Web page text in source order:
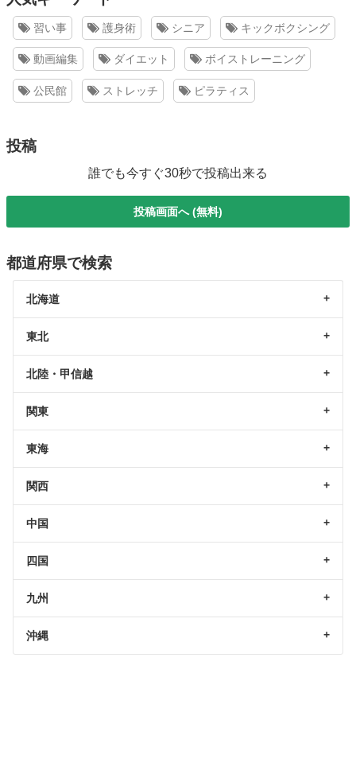
習い事 護身術 シニア キックボクシング
動画編集 ダイエット ボイストレーニング
公民館 ストレッチ ピラティス
投稿
誰でも今すぐ30秒で投稿出来る
投稿画面へ (無料)
都道府県で検索
北海道
東北
北陸・甲信越
関東
東海
関西
中国
四国
九州
沖縄